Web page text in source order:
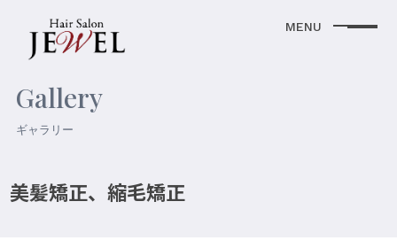
Gallery
ギャラリー
美髪矯正、縮毛矯正